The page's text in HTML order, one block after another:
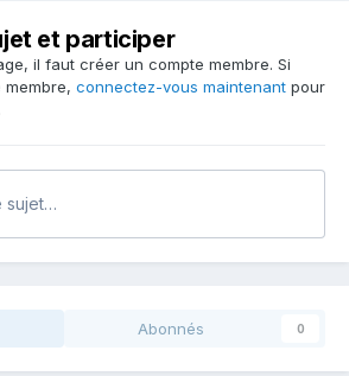
et participer
il faut créer un compte membre. Si
connectez-vous maintenant pour
sujet…
Abonnés 0